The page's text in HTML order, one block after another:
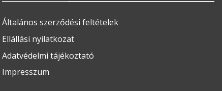
Általános szerződési feltételek
Ellállási nyilatkozat
Adatvédelmi tájékoztató
Impresszum